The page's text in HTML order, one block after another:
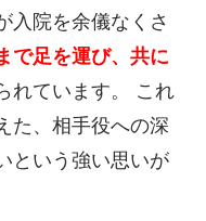
入院を余儀なくさ
で足を運び、共に
れています。 これ
た、相手役への深
という強い思いが